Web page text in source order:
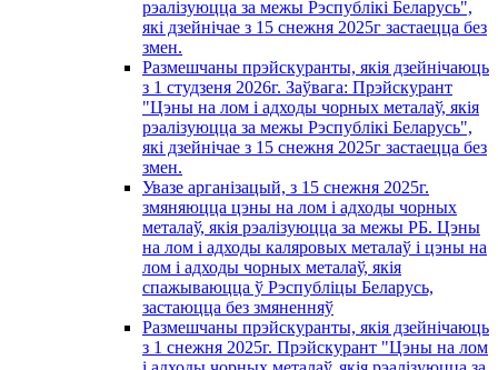
рэалізуюцца за межы Рэспублікі Беларусь",
які дзейнічае з 15 снежня 2025г застаецца без
змен.
Размешчаны прэйскуранты, якія дзейнічаюць
з 1 студзеня 2026г. Заўвага: Прэйскурант
"Цэны на лом і адходы чорных металаў, якія
рэалізуюцца за межы Рэспублікі Беларусь",
які дзейнічае з 15 снежня 2025г застаецца без
змен.
Увазе арганізацый, з 15 снежня 2025г.
змяняюцца цэны на лом і адходы чорных
металаў, якія рэалізуюцца за межы РБ. Цэны
на лом і адходы каляровых металаў і цэны на
лом і адходы чорных металаў, якія
спажываюцца ў Рэспубліцы Беларусь,
застаюцца без змяненняў
Размешчаны прэйскуранты, якія дзейнічаюць
з 1 снежня 2025г. Прэйскурант "Цэны на лом